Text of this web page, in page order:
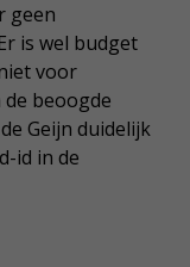
geen
is wel budget
voor
beoogde
Geijn duidelijk
id in de